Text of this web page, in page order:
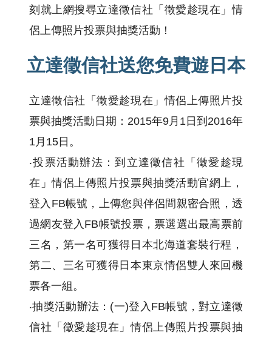
刻就上網搜尋立達徵信社「徵愛趁現在」情
侶上傳照片投票與抽獎活動！
立達徵信社送您免費遊日本
立達徵信社「徵愛趁現在」情侶上傳照片投
票與抽獎活動日期：2015年9月1日到2016年
1月15日。
‧投票活動辦法：到立達徵信社「徵愛趁現
在」情侶上傳照片投票與抽獎活動官網上，
登入FB帳號，上傳您與伴侶間親密合照，透
過網友登入FB帳號投票，票選選出最高票前
三名，第一名可獲得日本北海道套裝行程，
第二、三名可獲得日本東京情侶雙人來回機
票各一組。
‧抽獎活動辦法：(一)登入FB帳號，對立達徵
信社「徵愛趁現在」情侶上傳照片投票與抽